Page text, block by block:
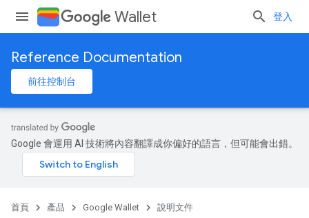
Wallet 登入
Reference Documentation
前往控制台
Google 會運用 AI 技術將內容翻譯成你偏好的語言，但可能會出錯。
首頁 產品 Google Wallet
說明文件